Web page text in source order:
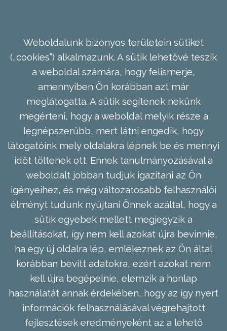
Weboldalunk bizonyos területein sütiket
(„cookies”) alkalmazunk. A sütik lehetővé teszik
a weboldal számára, hogy felismerje,
amennyiben Ön korábban azt már
meglátogatta. A sütik segítenek nekünk
megérteni, hogy a weboldal melyik része a
legnépszerűbb, mert látni engedik, hogy
látogatóink mely oldalakra lépnek be és mennyi
időt töltenek ott. Ennek tanulmányozásával a
weboldalt jobban tudjuk igazítani az Ön
igényeihez, és még változatosabb felhasználói
élményt tudunk nyújtani Önnek azáltal, hogy a
sütik egyebek mellett megjegyzik a
beállításokat, így nem kell azokat újra bevinnie,
ha egy új oldalra lép, emlékeznek az Ön által
korábban bevitt adatokra, ezért azokat nem
kell újra begépelnie, elemzik a honlap
használatát annak érdekében, hogy az így nyert
információk felhasználásával végrehajtott
fejlesztések eredményeként az a lehető